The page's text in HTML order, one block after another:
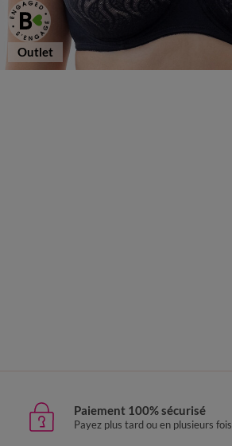
Outlet
Paiement 100% sécurisé
Payez plus tard ou en plusieurs fois